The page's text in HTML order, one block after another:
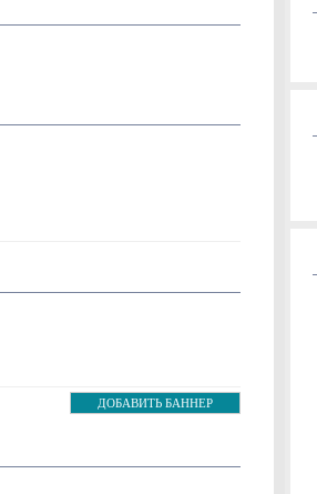
ДОБАВИТЬ БАННЕР